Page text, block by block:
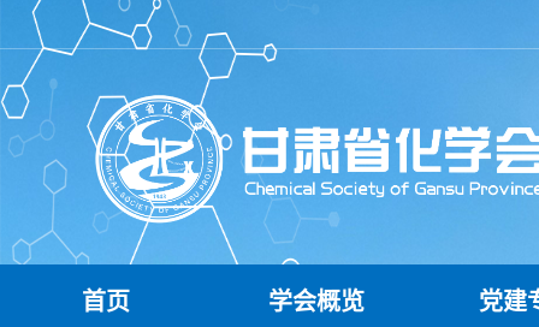
首页 学会概览 党建